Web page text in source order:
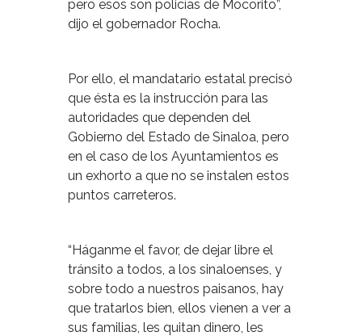
pero esos son policías de Mocorito”,
dijo el gobernador Rocha.
Por ello, el mandatario estatal precisó
que ésta es la instrucción para las
autoridades que dependen del
Gobierno del Estado de Sinaloa, pero
en el caso de los Ayuntamientos es
un exhorto a que no se instalen estos
puntos carreteros.
“Háganme el favor, de dejar libre el
tránsito a todos, a los sinaloenses, y
sobre todo a nuestros paisanos, hay
que tratarlos bien, ellos vienen a ver a
sus familias, les quitan dinero, les